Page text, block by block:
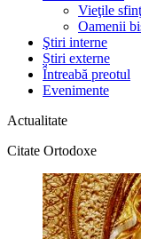
Vieţile
Oamenii
Ştiri interne
Știri externe
Întreabă preotul
Evenimente
Actualitate
Citate Ortodoxe